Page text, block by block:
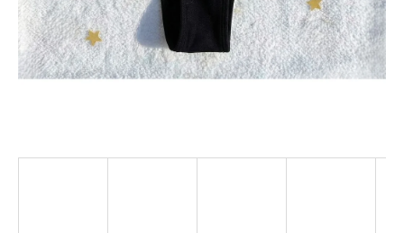
SZUKAJ